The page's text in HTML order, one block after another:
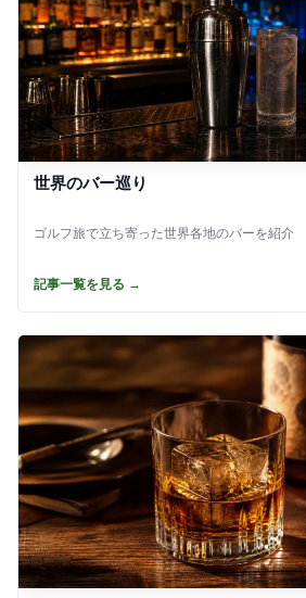
世界のバー巡り
ゴルフ旅で立ち寄った世界各地のバーを紹介
記事一覧を見る →